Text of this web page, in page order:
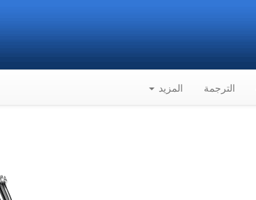
الترجمة المزيد